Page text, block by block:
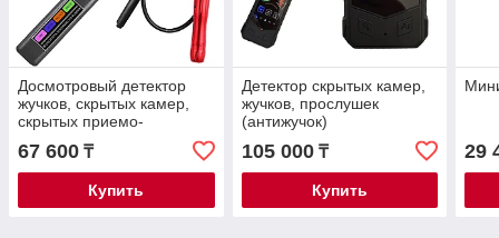
Досмотровый детектор
жучков, скрытых камер,
скрытых приемо-
передающих устройств
для КПП
67 600 ₸
Купить
Детектор скрытых камер,
жучков, прослушек
(антижучок)
105 000₸
Купить
29